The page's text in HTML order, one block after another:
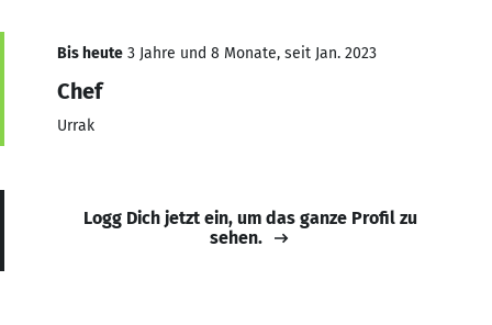
Bis heute 3 Jahre und 8 Monate, seit Jan. 2023
Chef
Urrak
Logg Dich jetzt ein, um das ganze Profil zu
sehen.